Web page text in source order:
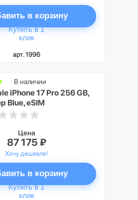
в корзину
Купить в 1
клик
арт. 1996
iPhone 17 Pro 256 GB,
Blue, eSIM
В наличии
Цена
87 175 ₽
Хочу дешевле!
в корзину
Купить в 1
клик